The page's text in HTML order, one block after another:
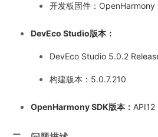
开发板固件：OpenHarmony
DevEco Studio版本：
DevEco Studio 5.0.2
构建版本：5.0.7.210
OpenHarmony SDK版本： API12